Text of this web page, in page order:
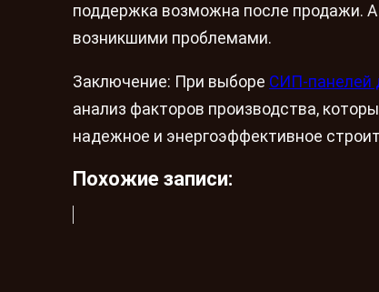
поддержка возможна после продажи.
возникшими проблемами.
Заключение: При выборе СИП-панелей
анализ факторов производства,
надежное и энергоэффективное
Похожие записи: